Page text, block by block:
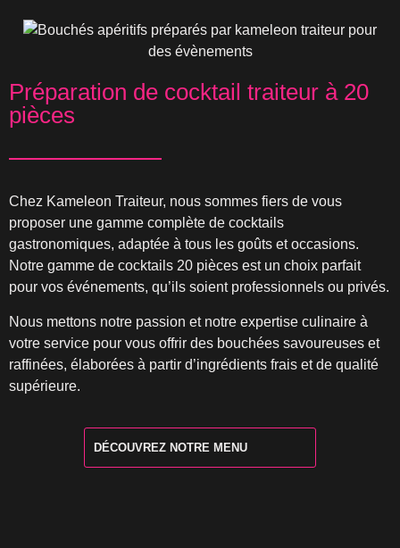
Préparation de cocktail traiteur à 20
pièces
Chez Kameleon Traiteur, nous sommes fiers de vous
proposer une gamme complète de cocktails
gastronomiques, adaptée à tous les goûts et occasions.
Notre gamme de cocktails 20 pièces est un choix parfait
pour vos événements, qu’ils soient professionnels ou privés.
Nous mettons notre passion et notre expertise culinaire à
votre service pour vous offrir des bouchées savoureuses et
raffinées, élaborées à partir d’ingrédients frais et de qualité
supérieure.
DÉCOUVREZ NOTRE MENU